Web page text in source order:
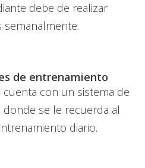
debe de realizar
de entrenamiento
cuenta con un sistema de
donde se le recuerda al
diario.